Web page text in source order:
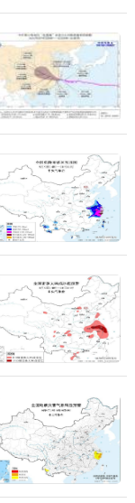
日则降到
也将出现重要
雨重心，暴
，环流形势
水汽大举北
配合冷空气东
跨越千里的降
多、增强。